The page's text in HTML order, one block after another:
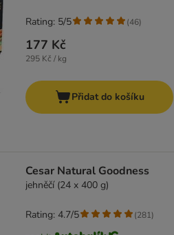
177 Kč
295 Kč / kg
Rating: 5/5 (46)
Přidat do košíku
Cesar Natural Goodness
jehněčí (24 x 400 g)
Rating: 4.7/5 (281)